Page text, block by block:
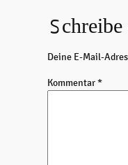
Deine E-Mail-
Kommentar*